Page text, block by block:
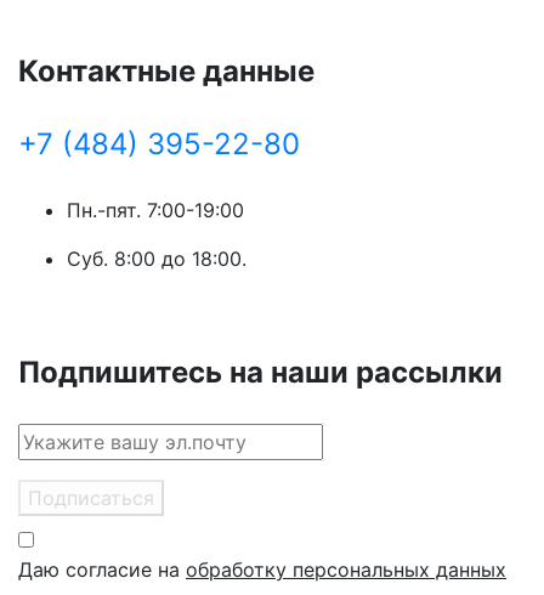
Контактные данные
+7 (484) 395-22-80
Пн.-пят. 7:00-19:00
Суб. 8:00 до 18:00.
Подпишитесь на наши рассылки
Подписаться
Даю согласие на обработку персональных данных